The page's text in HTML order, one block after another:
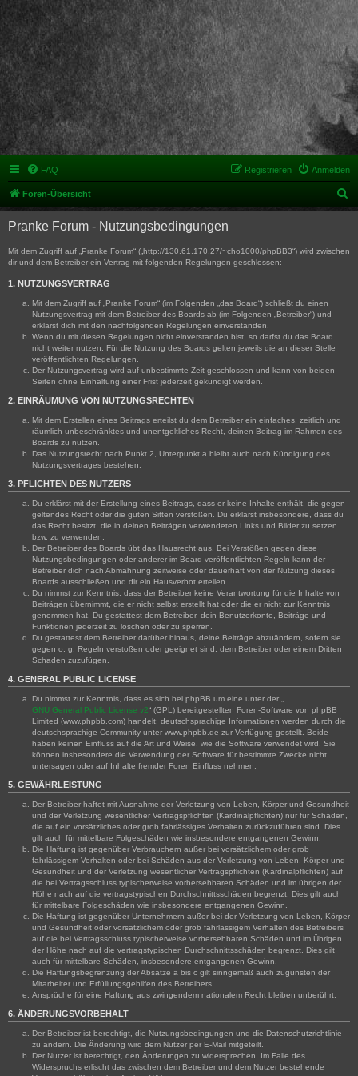
FAQ Anmelden
Registrieren
Foren-Übersicht
u
Pranke Forum - Nutzungsbedingungen
Mit dem Zugriff auf „Pranke Forum“ („http://130.61.170.27/~cho1000/phpBB3“) wird zwischen
dir und dem Betreiber ein Vertrag mit folgenden Regelungen geschlossen:
1. NUTZUNGSVERTRAG
Mit dem Zugriff auf „Pranke Forum“ (im Folgenden „das Board“) schließt du einen
Nutzungsvertrag mit dem Betreiber des Boards ab (im Folgenden „Betreiber“) und
erklärst dich mit den nachfolgenden Regelungen einverstanden.
Wenn du mit diesen Regelungen nicht einverstanden bist, so darfst du das Board
nicht weiter nutzen. Für die Nutzung des Boards gelten jeweils die an dieser Stelle
veröffentlichten Regelungen.
Der Nutzungsvertrag wird auf unbestimmte Zeit geschlossen und kann von beiden
Seiten ohne Einhaltung einer Frist jederzeit gekündigt werden.
2. EINRÄUMUNG VON NUTZUNGSRECHTEN
Mit dem Erstellen eines Beitrags erteilst du dem Betreiber ein einfaches, zeitlich und
räumlich unbeschränktes und unentgeltliches Recht, deinen Beitrag im Rahmen des
Boards zu nutzen.
Das Nutzungsrecht nach Punkt 2, Unterpunkt a bleibt auch nach Kündigung des
Nutzungsvertrages bestehen.
3. PFLICHTEN DES NUTZERS
Du erklärst mit der Erstellung eines Beitrags, dass er keine Inhalte enthält, die gegen
geltendes Recht oder die guten Sitten verstoßen. Du erklärst insbesondere, dass du
das Recht besitzt, die in deinen Beiträgen verwendeten Links und Bilder zu setzen
bzw. zu verwenden.
Der Betreiber des Boards übt das Hausrecht aus. Bei Verstößen gegen diese
Nutzungsbedingungen oder anderer im Board veröffentlichten Regeln kann der
Betreiber dich nach Abmahnung zeitweise oder dauerhaft von der Nutzung dieses
Boards ausschließen und dir ein Hausverbot erteilen.
Du nimmst zur Kenntnis, dass der Betreiber keine Verantwortung für die Inhalte von
Beiträgen übernimmt, die er nicht selbst erstellt hat oder die er nicht zur Kenntnis
genommen hat. Du gestattest dem Betreiber, dein Benutzerkonto, Beiträge und
Funktionen jederzeit zu löschen oder zu sperren.
Du gestattest dem Betreiber darüber hinaus, deine Beiträge abzuändern, sofern sie
gegen o. g. Regeln verstoßen oder geeignet sind, dem Betreiber oder einem Dritten
Schaden zuzufügen.
4. GENERAL PUBLIC LICENSE
Du nimmst zur Kenntnis, dass es sich bei phpBB um eine unter der „
GNU General Public License v2“ (GPL) bereitgestellten Foren-Software von phpBB
Limited (www.phpbb.com) handelt; deutschsprachige Informationen werden durch die
deutschsprachige Community unter www.phpbb.de zur Verfügung gestellt. Beide
haben keinen Einfluss auf die Art und Weise, wie die Software verwendet wird. Sie
können insbesondere die Verwendung der Software für bestimmte Zwecke nicht
untersagen oder auf Inhalte fremder Foren Einfluss nehmen.
5. GEWÄHRLEISTUNG
Der Betreiber haftet mit Ausnahme der Verletzung von Leben, Körper und Gesundheit
und der Verletzung wesentlicher Vertragspflichten (Kardinalpflichten) nur für Schäden,
die auf ein vorsätzliches oder grob fahrlässiges Verhalten zurückzuführen sind. Dies
gilt auch für mittelbare Folgeschäden wie insbesondere entgangenen Gewinn.
Die Haftung ist gegenüber Verbrauchern außer bei vorsätzlichem oder grob
fahrlässigem Verhalten oder bei Schäden aus der Verletzung von Leben, Körper und
Gesundheit und der Verletzung wesentlicher Vertragspflichten (Kardinalpflichten) auf
die bei Vertragsschluss typischerweise vorhersehbaren Schäden und im übrigen der
Höhe nach auf die vertragstypischen Durchschnittsschäden begrenzt. Dies gilt auch
für mittelbare Folgeschäden wie insbesondere entgangenen Gewinn.
Die Haftung ist gegenüber Unternehmern außer bei der Verletzung von Leben, Körper
und Gesundheit oder vorsätzlichem oder grob fahrlässigem Verhalten des Betreibers
auf die bei Vertragsschluss typischerweise vorhersehbaren Schäden und im Übrigen
der Höhe nach auf die vertragstypischen Durchschnittsschäden begrenzt. Dies gilt
auch für mittelbare Schäden, insbesondere entgangenen Gewinn.
Die Haftungsbegrenzung der Absätze a bis c gilt sinngemäß auch zugunsten der
Mitarbeiter und Erfüllungsgehilfen des Betreibers.
Ansprüche für eine Haftung aus zwingendem nationalem Recht bleiben unberührt.
6. ÄNDERUNGSVORBEHALT
Der Betreiber ist berechtigt, die Nutzungsbedingungen und die Datenschutzrichtlinie
zu ändern. Die Änderung wird dem Nutzer per E-Mail mitgeteilt.
Der Nutzer ist berechtigt, den Änderungen zu widersprechen. Im Falle des
Widerspruchs erlischt das zwischen dem Betreiber und dem Nutzer bestehende